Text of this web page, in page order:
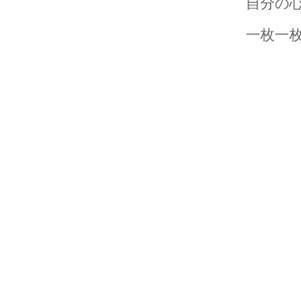
一枚一